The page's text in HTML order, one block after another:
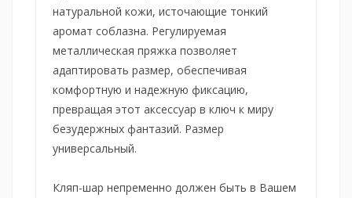
натуральной кожи, источающие тонкий
аромат соблазна. Регулируемая
металлическая пряжка позволяет
адаптировать размер, обеспечивая
комфортную и надежную фиксацию,
превращая этот аксессуар в ключ к миру
безудержных фантазий. Размер
универсальный.
Кляп-шар непременно должен быть в Вашем